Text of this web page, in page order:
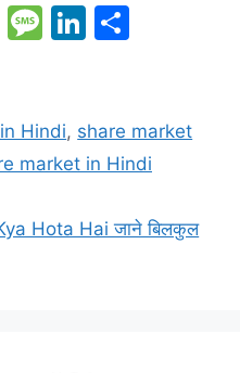
E
l
M
s
a
e
Li
e
dI
e
Hindi, share market
market in Hindi
Hota Hai जाने बिलकुल